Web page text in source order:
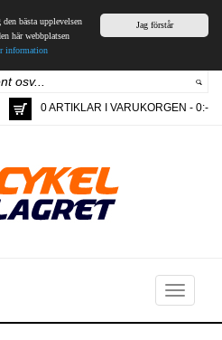
Jag förstår
bästa upplevelsen
här webbplatsen
information
0 ARTIKLAR I VARUKORGEN - 0:-
Toggle
navigation